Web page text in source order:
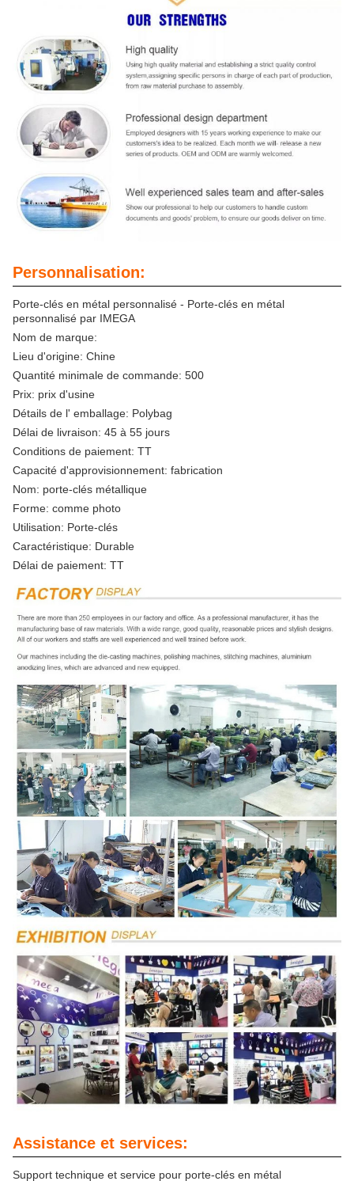
Personnalisation:
Porte-clés en métal personnalisé - Porte-clés en métal
personnalisé par IMEGA
Nom de marque:
Lieu d'origine: Chine
Quantité minimale de commande: 500
Prix: prix d'usine
Détails de l' emballage: Polybag
Délai de livraison: 45 à 55 jours
Conditions de paiement: TT
Capacité d'approvisionnement: fabrication
Nom: porte-clés métallique
Forme: comme photo
Utilisation: Porte-clés
Caractéristique: Durable
Délai de paiement: TT
Assistance et services:
Support technique et service pour porte-clés en métal